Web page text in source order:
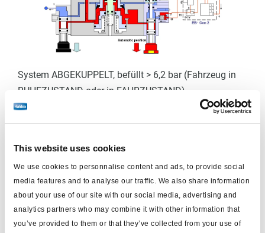
This website uses cookies
We use cookies to personnalise content and ads, to provide social
media features and to analyse our traffic. We also share information
about your use of our site with our social media, advertising and
analytics partners who may combine it with other information that
you’ve provided to them or that they’ve collected from your use of
System ABGEKUPPELT, befüllt > 6,2 bar (Fahrzeug in
RUHEZUSTAND oder in FAHRZUSTAND)
Das
ventil wird automatisch in den Parkmodus
geschaltet, aber die Betriebsbremsen werden
EB+ betätigt.
Betriebsbremsen Federspeicherbremsen
DCV